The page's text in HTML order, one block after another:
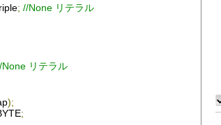
; //None リテラル
None リテラル
);
;